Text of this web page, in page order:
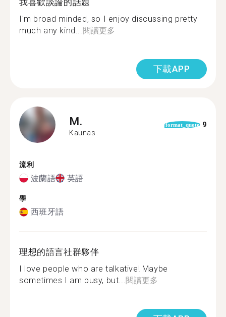
我喜歡談論的話題
I'm broad minded, so I enjoy discussing pretty
much any kind...閱讀更多
下載APP
M.
Kaunas
format_quote 9
流利
波蘭語 英語
學
西班牙語
理想的語言社群夥伴
I love people who are talkative! Maybe
sometimes I am busy, but...閱讀更多